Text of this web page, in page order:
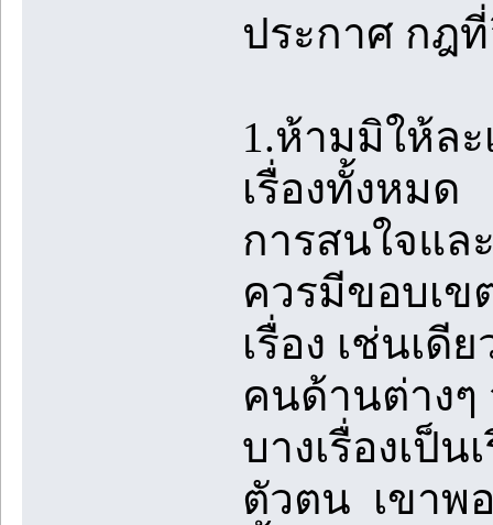
ประกาศ กฎ
1.ห้ามมิให้ล
เรื่องทั้งหมด
การสนใจแล
ควรมีขอบเข
เรื่อง เช่นเ
คนด้านต่างๆ
บางเรื่องเป็น
ตัวตน เขาพ